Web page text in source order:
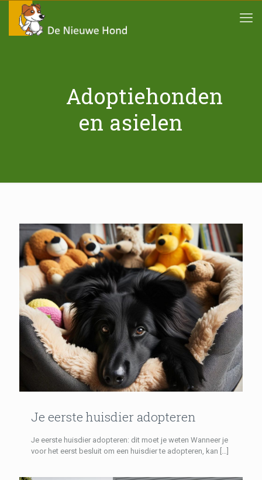
Adoptiehonden
en asielen
Je eerste huisdier adopteren
Je eerste huisdier adopteren: dit moet je weten Wanneer je
voor het eerst besluit om een huisdier te adopteren, kan […]